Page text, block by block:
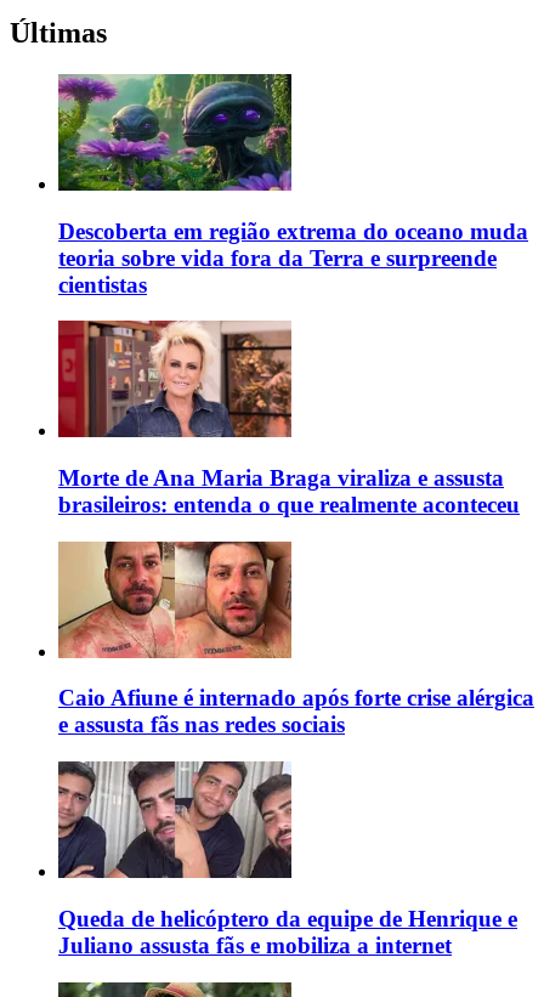
Últimas
Descoberta em região extrema do oceano muda
teoria sobre vida fora da Terra e surpreende
cientistas
Morte de Ana Maria Braga viraliza e assusta
brasileiros: entenda o que realmente aconteceu
Caio Afiune é internado após forte crise alérgica
e assusta fãs nas redes sociais
Queda de helicóptero da equipe de Henrique e
Juliano assusta fãs e mobiliza a internet